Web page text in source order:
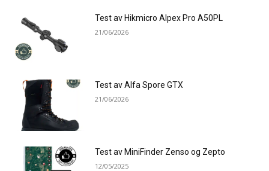
Test av Hikmicro Alpex Pro A50PL
21/06/2026
Test av Alfa Spore GTX
21/06/2026
Test av MiniFinder Zenso og Zepto
12/05/2025